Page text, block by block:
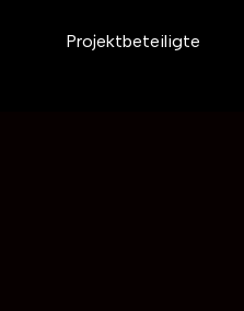
Projektbeteiligte